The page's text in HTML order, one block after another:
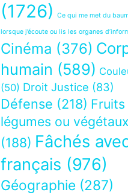
(1726)
Ce qui me met du
lorsque j’écoute ou lis les organes
Cinéma (376)
humain (589)
(50) Droit Justice (83)
Défense (218) Fruits
légumes ou végétaux
(188) Fâchés
français (976)
Géographie (287)